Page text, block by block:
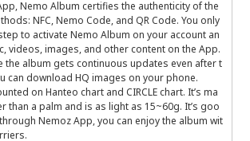
Nemo Album certifies the authenticity of the
NFC, Nemo Code, and QR Code. You only
to activate Nemo Album on your account an
videos, images, and other content on the App.
the album gets continuous updates even after t
can download HQ images on your phone.
on Hanteo chart and CIRCLE chart. It’s ma
than a palm and is as light as 15~60g. It’s goo
Nemoz App, you can enjoy the album wit